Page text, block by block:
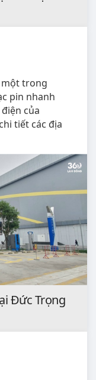
một trong
pin nhanh
của
tiết các địa
Đức Trọng